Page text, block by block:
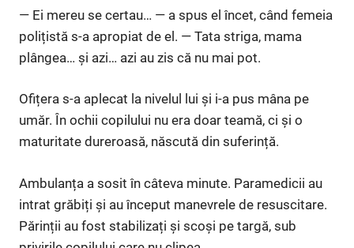
— Ei mereu se certau… — a spus el încet, când femeia
polițistă s-a apropiat de el. — Tata striga, mama
plângea… și azi… azi au zis că nu mai pot.
Ofițera s-a aplecat la nivelul lui și i-a pus mâna pe
umăr. În ochii copilului nu era doar teamă, ci și o
maturitate dureroasă, născută din suferință.
Ambulanța a sosit în câteva minute. Paramedicii au
intrat grăbiți și au început manevrele de resuscitare.
Părinții au fost stabilizați și scoși pe targă, sub